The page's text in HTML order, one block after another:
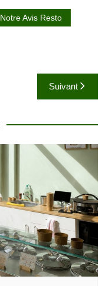
Notre Avis Resto
Suivant